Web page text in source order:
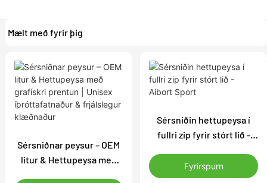
Mælt með fyrir þig
Sérsniðnar peysur – OEM
litur & Hettupeysa með
Sérsniðin hettupeysa í
fullri zip fyrir stórt lið -
Fyrirspurn